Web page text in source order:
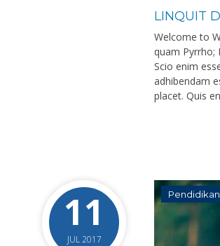
LINQUIT
Welcome to
quam Pyrrho;
Scio enim
adhibendam
placet. Quis
11
JUL 2017
Pendidikan